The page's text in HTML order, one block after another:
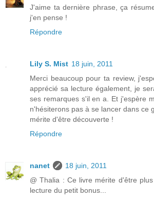
J'aime ta dernière phrase, ça
j'en pense !
Répondre
Lily S. Mist 18 juin, 2011
Merci beaucoup pour ta review,
apprécié sa lecture également, je
ses remarques s'il en a. Et j'espère
n'hésiterons pas à se lancer dans ce
mérite d'être découverte !
Répondre
nanet
18 juin, 2011
@ Thalia : Ce livre mérite d'être
lecture du petit bonus...